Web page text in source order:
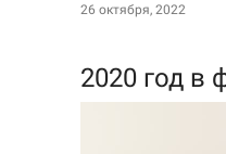
26 октября, 2022
2020 год в